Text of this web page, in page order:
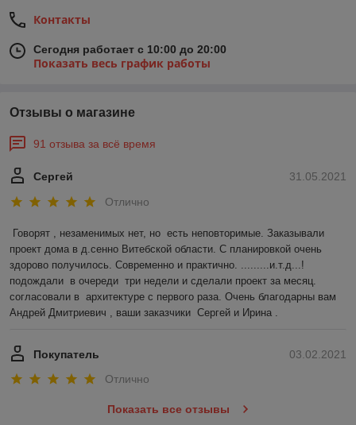
Контакты
Сегодня работает с 10:00 до 20:00
Показать весь график работы
Отзывы о магазине
91 отзыва за всё время
31.05.2021
Сергей
Отлично
Говорят , незаменимых нет, но  есть неповторимые. Заказывали
проект дома в д.сенно Витебской области. С планировкой очень
здорово получилось. Современно и практично. .........и.т.д...!
подождали  в очереди  три недели и сделали проект за месяц.
согласовали в  архитектуре с первого раза. Очень благодарны вам
Андрей Дмитриевич , ваши заказчики  Сергей и Ирина .
03.02.2021
Покупатель
Отлично
Показать все отзывы